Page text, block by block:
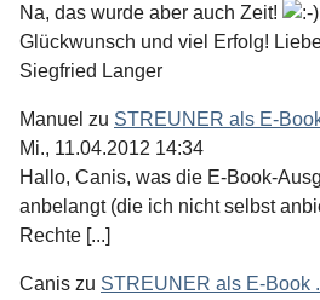
Na, das wurde aber auch Zeit!
Glückwunsch und viel Erfolg!
Siegfried Langer
Manuel zu STREUNER als E-
Mi., 11.04.2012 14:34
Hallo, Canis, was die E-Book-
anbelangt (die ich nicht selbst
Rechte [...]
Canis zu STREUNER als E-Book